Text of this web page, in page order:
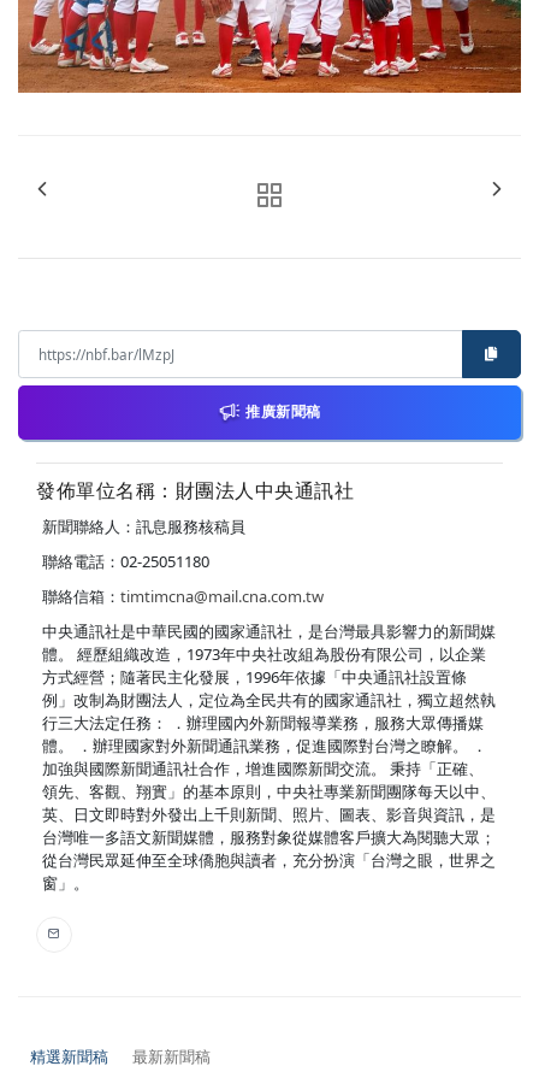
推廣新聞稿
發佈單位名稱：財團法人中央通訊社
新聞聯絡人：訊息服務核稿員
聯絡電話：02-25051180
聯絡信箱： timtimcna@mail.cna.com.tw
中央通訊社是中華民國的國家通訊社，是台灣最具影響力的新聞媒
體。 經歷組織改造，1973年中央社改組為股份有限公司，以企業
方式經營；隨著民主化發展，1996年依據「中央通訊社設置條
例」改制為財團法人，定位為全民共有的國家通訊社，獨立超然執
行三大法定任務： ．辦理國內外新聞報導業務，服務大眾傳播媒
體。 ．辦理國家對外新聞通訊業務，促進國際對台灣之瞭解。 ．
加強與國際新聞通訊社合作，增進國際新聞交流。 秉持「正確、
領先、客觀、翔實」的基本原則，中央社專業新聞團隊每天以中、
英、日文即時對外發出上千則新聞、照片、圖表、影音與資訊，是
台灣唯一多語文新聞媒體，服務對象從媒體客戶擴大為閱聽大眾；
從台灣民眾延伸至全球僑胞與讀者，充分扮演「台灣之眼，世界之
窗」。
精選新聞稿 最新新聞稿